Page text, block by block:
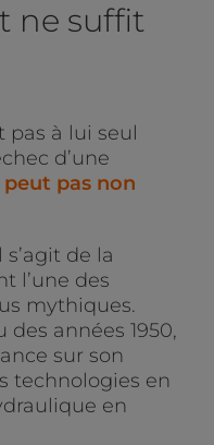
ne suffit
pas à lui seul
d’une
pas non
de la
l’une des
mythiques.
années 1950,
sur son
technologies en
en